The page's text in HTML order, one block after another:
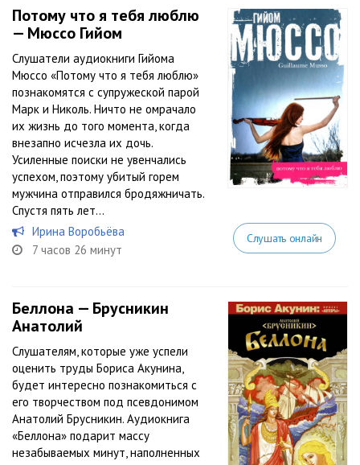
Потому что я тебя люблю
— Мюссо Гийом
Слушатели аудиокниги Гийома
Мюссо «Потому что я тебя люблю»
познакомятся с супружеской парой
Марк и Николь. Ничто не омрачало
их жизнь до того момента, когда
внезапно исчезла их дочь.
Усиленные поиски не увенчались
успехом, поэтому убитый горем
мужчина отправился бродяжничать.
Спустя пять лет...
Ирина Воробьёва
7 часов 26 минут
Слушать онлайн
Беллона — Брусникин
Анатолий
Слушателям, которые уже успели
оценить труды Бориса Акунина,
будет интересно познакомиться с
его творчеством под псевдонимом
Анатолий Брусникин. Аудиокнига
«Беллона» подарит массу
незабываемых минут, наполненных